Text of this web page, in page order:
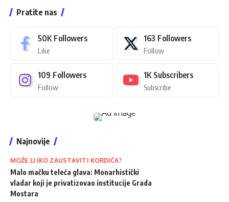
Pratite nas
50K Followers
Like
163 Followers
Follow
109 Followers
Follow
1K Subscribers
Subscribe
Najnovije
MOŽE LI IKO ZAUSTAVITI KORDIĆA?
Malo mačku teleća glava: Monarhistički
vladar koji je privatizovao institucije Grada
Mostara